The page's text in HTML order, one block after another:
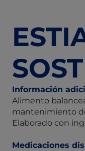
Información
Alimento
mantenimiento
Elaborado con
Medicaciones